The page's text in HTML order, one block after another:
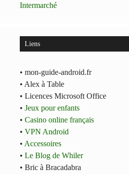
Intermarché
Liens
• mon-guide-android.fr
• Alex à Table
• Licences Microsoft Office
• Jeux pour enfants
• Casino online français
• VPN Android
• Accessoires
• Le Blog de Whiler
• Bric à Bracadabra